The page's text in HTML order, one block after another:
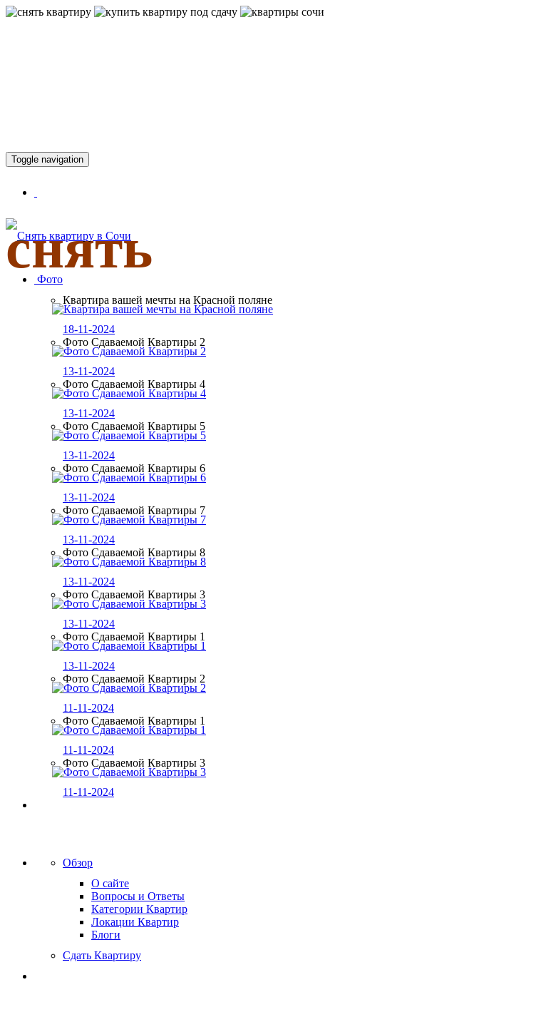
снять
Toggle navigation
Фото
Квартира вашей мечты на Красной поляне
18-11-2024
Фото Сдаваемой Квартиры 2
13-11-2024
Фото Сдаваемой Квартиры 4
13-11-2024
Фото Сдаваемой Квартиры 5
13-11-2024
Фото Сдаваемой Квартиры 6
13-11-2024
Фото Сдаваемой Квартиры 7
13-11-2024
Фото Сдаваемой Квартиры 8
13-11-2024
Фото Сдаваемой Квартиры 3
13-11-2024
Фото Сдаваемой Квартиры 1
13-11-2024
Фото Сдаваемой Квартиры 2
11-11-2024
Фото Сдаваемой Квартиры 1
11-11-2024
Фото Сдаваемой Квартиры 3
11-11-2024
Обзор
О сайте
Вопросы и Ответы
Категории Квартир
Локации Квартир
Блоги
Сдать Квартиру